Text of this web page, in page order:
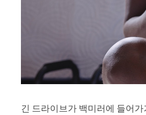
긴 드라이브가 백미러에 들어